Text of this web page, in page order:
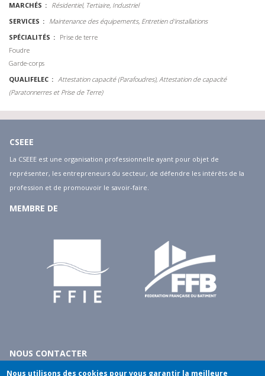
MARCHÉS
Résidentiel, Tertiaire, Industriel
SERVICES
Maintenance des équipements, Entretien d'installations
SPÉCIALITÉS
Prise de terre
Foudre
Garde-corps
QUALIFELEC
Attestation capacité (Parafoudres), Attestation de capacité
(Paratonnerres et Prise de Terre)
CSEEE
La CSEEE est une organisation professionnelle ayant pour objet de
représenter, les entrepreneurs du secteur, de défendre les intérêts de la
profession et de promouvoir le savoir-faire.
MEMBRE DE
NOUS CONTACTER
10 rue du débarcadère - 75017 Paris
Nous utilisons des cookies pour vous garantir la meilleure